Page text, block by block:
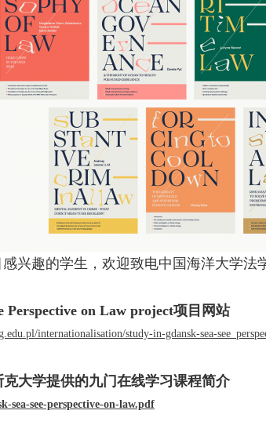
兴趣的学生，欢迎致电中国海洋大学法
Perspective on Law project项目网站
internationalisation/study-in-gdansk-sea-
克大学提供的九门在线学习课程简介
sea-see-perspective-on-law.pdf